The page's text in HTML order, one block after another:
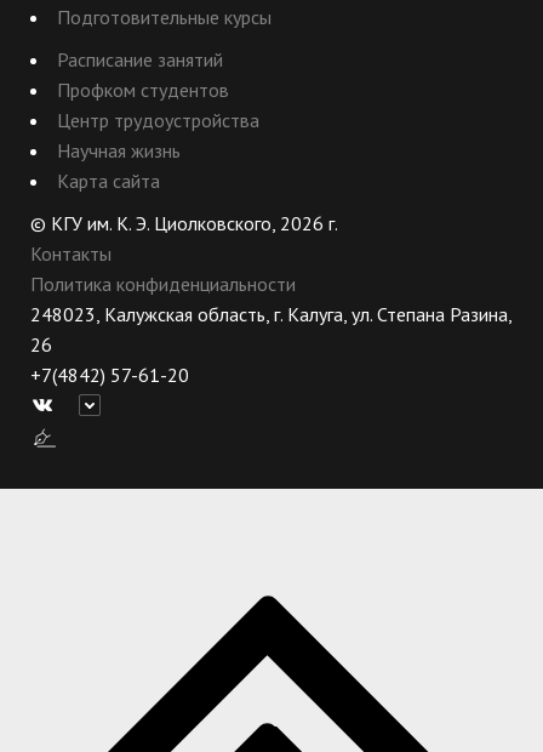
Подготовительные курсы
Расписание занятий
Профком студентов
Центр трудоустройства
Научная жизнь
Карта сайта
© КГУ им. К. Э. Циолковского, 2026 г.
Контакты
Политика конфиденциальности
248023, Калужская область, г. Калуга, ул. Степана Разина,
26
+7(4842) 57-61-20